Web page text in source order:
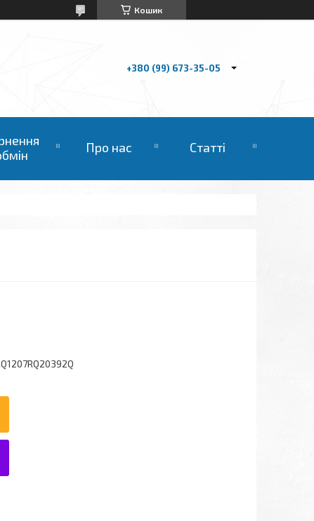
Кошик
+380 (99) 673-35-05
Про нас Статті